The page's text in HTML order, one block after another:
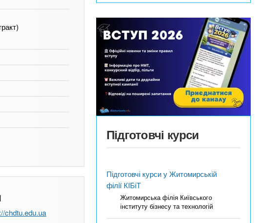
chdtu.edu.ua
Підготовчі курси
Підготовчі курси у Житомирській
філії КІБіТ
Житомирська філія Київського
інституту бізнесу та технологій